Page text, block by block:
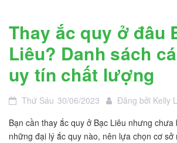
Thay ắc quy ở đâu
Liêu? Danh sách
uy tín chất lượng
Thứ Sáu 30/06/2023 Đăng bởi Kelly
Bạn cần thay ắc quy ở Bạc Liêu nhưng chưa
những đại lý ắc quy nào, nên lựa chọn cơ